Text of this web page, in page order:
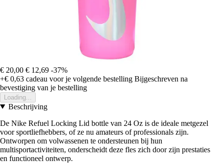
€ 20,00 € 12,69 -37%
+€ 0,63 cadeau voor je volgende bestelling Bijgeschreven na
bevestiging van je bestelling
Loading...
Beschrijving
De Nike Refuel Locking Lid bottle van 24 Oz is de ideale metgezel
voor sportliefhebbers, of ze nu amateurs of professionals zijn.
Ontworpen om volwassenen te ondersteunen bij hun
multisportactiviteiten, onderscheidt deze fles zich door zijn prestaties
en functioneel ontwerp.